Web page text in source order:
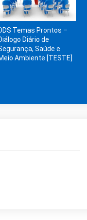
Temas Prontos –
Diário de
Saúde e
Ambiente [TESTE]